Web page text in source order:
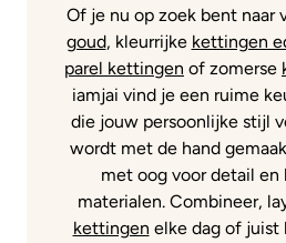
Of je nu op zoek bent naar
goud, kleurrijke kettingen
parel kettingen of zomerse
iamjai vind je een ruime
die jouw persoonlijke stijl
wordt met de hand
met oog voor detail en
materialen. Combineer,
kettingen elke dag of juist